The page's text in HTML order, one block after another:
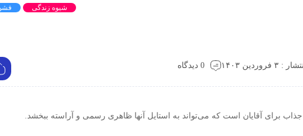
شیوه زندگی
فروردین ۱۴۰۳ 0 دیدگاه
برای آقایان است که می‌تواند به استایل آنها ظاهری رسمی و آراسته ببخشد.